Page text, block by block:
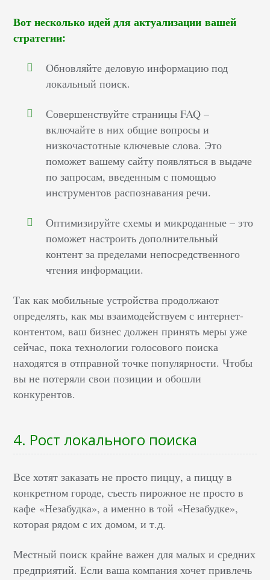
Вот несколько идей для актуализации вашей
стратегии:
Обновляйте деловую информацию под
локальный поиск.
Совершенствуйте страницы FAQ –
включайте в них общие вопросы и
низкочастотные ключевые слова. Это
поможет вашему сайту появляться в выдаче
по запросам, введенным с помощью
инструментов распознавания речи.
Оптимизируйте схемы и микроданные – это
поможет настроить дополнительный
контент за пределами непосредственного
чтения информации.
Так как мобильные устройства продолжают
определять, как мы взаимодействуем с интернет-
контентом, ваш бизнес должен принять меры уже
сейчас, пока технологии голосового поиска
находятся в отправной точке популярности. Чтобы
вы не потеряли свои позиции и обошли
конкурентов.
4. Рост локального поиска
Все хотят заказать не просто пиццу, а пиццу в
конкретном городе, съесть пирожное не просто в
кафе «Незабудка», а именно в той «Незабудке»,
которая рядом с их домом, и т.д.
Местный поиск крайне важен для малых и средних
предприятий. Если ваша компания хочет привлечь